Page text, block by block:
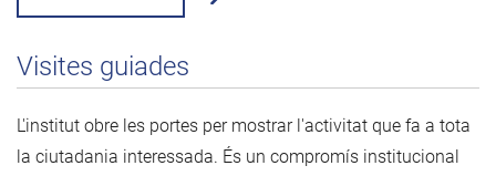
Visites guiades
L'institut obre les portes per mostrar l'activitat que fa a tota
la ciutadania interessada. És un compromís institucional